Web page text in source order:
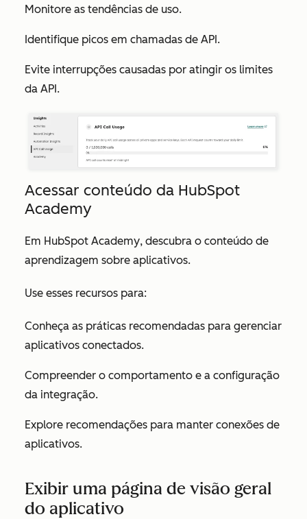
Monitore as tendências de uso.
Identifique picos em chamadas de API.
Evite interrupções causadas por atingir os limites
da API.
Acessar conteúdo da HubSpot
Academy
Em HubSpot Academy, descubra o conteúdo de
aprendizagem sobre aplicativos.
Use esses recursos para:
Conheça as práticas recomendadas para gerenciar
aplicativos conectados.
Compreender o comportamento e a configuração
da integração.
Explore recomendações para manter conexões de
aplicativos.
Exibir uma página de visão geral
do aplicativo